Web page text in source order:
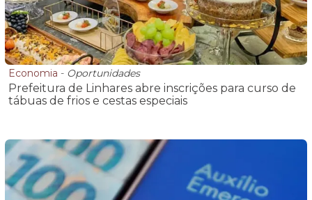
Economia - Oportunidades
Prefeitura de Linhares abre inscrições para curso de
tábuas de frios e cestas especiais